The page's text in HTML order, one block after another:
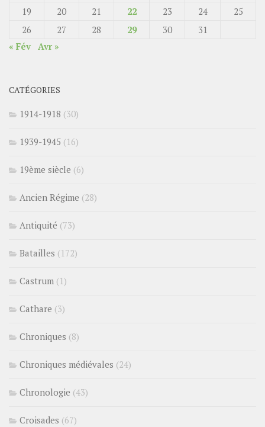
19
20 21 22 23 24
25
26
27 28 29 30
31
« Fév Avr »
CATÉGORIES
1914-1918 (30)
1939-1945 (16)
19ème siècle (6)
Ancien Régime (28)
Antiquité (73)
Batailles (172)
Castrum (1)
Cathare (3)
Chroniques (8)
Chroniques médiévales (24)
Chronologie (43)
Croisades (67)